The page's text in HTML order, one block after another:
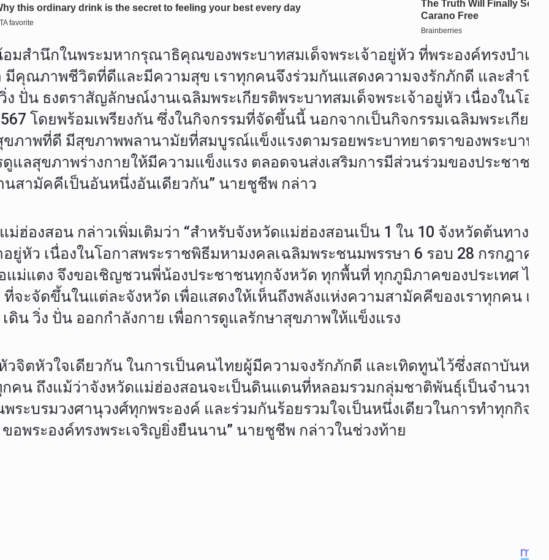
มสำนึกในพระมหากรุณาธิคุณของพระบาทสมเด็จพระเจ้าอยู่หัว ที่พระองค์ทรงบำเ
มีคุณภาพชีวิตที่ดีและมีความสุข เราทุกคนจึงร่วมกันแสดงความจงรักภักดี และสำนึ
ง ปั่น ธงตราสัญลักษณ์งานเฉลิมพระเกียรติพระบาทสมเด็จพระเจ้าอยู่หัว เนื่องในโอ
โดยพร้อมเพรียงกัน ซึ่งในกิจกรรมที่จัดขึ้นนี้ นอกจากเป็นกิจกรรมเฉลิมพระเกียร
ขภาพที่ดี มีสุขภาพพลานามัยที่สมบูรณ์แข็งแรงตามรอยพระบาทยาตราของพระบาทส
แลสุขภาพร่างกายให้มีความแข็งแรง ตลอดจนส่งเสริมการมีส่วนร่วมของประชาชน
สามัคคีเป็นอันหนึ่งอันเดียวกัน” นายชูชีพ กล่าว
ฮ่องสอน กล่าวเพิ่มเติมว่า “สำหรับจังหวัดแม่ฮ่องสอนเป็น 1 ใน 10 จังหวัดต้นทาง
อยู่หัว เนื่องในโอกาสพระราชพิธีมหามงคลเฉลิมพระชนมพรรษา 6 รอบ 28 กรกฎาค
แม่แตง จึงขอเชิญชวนพี่น้องประชาชนทุกจังหวัด ทุกพื้นที่ ทุกภูมิภาคของประเทศ ได้
จะจัดขึ้นในแต่ละจังหวัด เพื่อแสดงให้เห็นถึงพลังแห่งความสามัคคีของเราทุกคน แ
ดิน วิ่ง ปั่น ออกกำลังกาย เพื่อการดูแลรักษาสุขภาพให้แข็งแรง
จิตหัวใจเดียวกัน ในการเป็นคนไทยผู้มีความจงรักภักดี และเทิดทูนไว้ซึ่งสถาบันหลั
คน ถึงแม้ว่าจังหวัดแม่ฮ่องสอนจะเป็นดินแดนที่หลอมรวมกลุ่มชาติพันธุ์เป็นจำนวน
ะบรมวงศานุวงศ์ทุกพระองค์ และร่วมกันร้อยรวมใจเป็นหนึ่งเดียวในการทำทุกกิจก
อพระองค์ทรงพระเจริญยิ่งยืนนาน” นายชูชีพ กล่าวในช่วงท้าย